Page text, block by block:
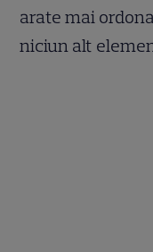
arate mai
niciun alt